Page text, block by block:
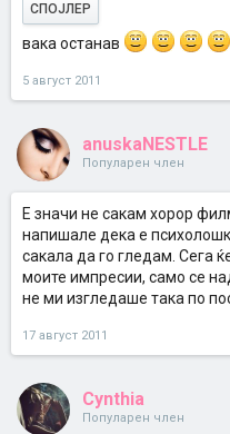
СПОЈЛЕР
вака останав
5 август 2011
anuskaNESTLE
Популарен член
E значи не сакам хорор
напишале дека е
сакала да го гледам. Сега
моите импресии, само се
не ми изгледаше така по
17 август 2011
Cynthia
Популарен член